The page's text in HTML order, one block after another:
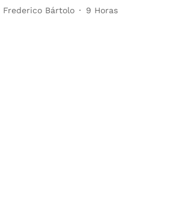
Frederico Bártolo 9 Horas